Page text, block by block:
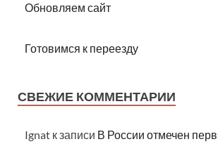
Обновляем сайт
Готовимся к переезду
СВЕЖИЕ КОММЕНТАРИИ
Ignat к записи В России отмечен